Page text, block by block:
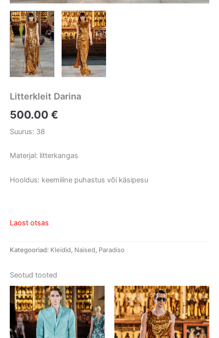
Litterkleit Darina
500.00 €
Suurus: 38
Materjal: litterkangas
Hooldus: keemiline puhastus või käsipesu
Laost otsas
Kategooriad: Kleidid, Naised, Paradiso
Seotud tooted